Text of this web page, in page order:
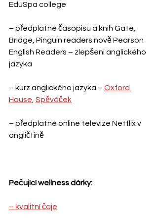
EduSpa college
– předplatné časopisu a knih Gate,
Bridge, Pinguin readers nově Pearson
English Readers – zlepšení anglického
jazyka
– kurz anglického jazyka – Oxford
House Spěváček
– předplatné online televize Netflix v
angličtině
Pečující wellness dárky:
– kvalitní čaje